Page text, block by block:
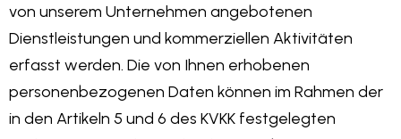
von unserem Unternehmen angebotenen
Dienstleistungen und kommerziellen Aktivitäten
erfasst werden. Die von Ihnen erhobenen
personenbezogenen Daten können im Rahmen der
in den Artikeln 5 und 6 des KVKK festgelegten